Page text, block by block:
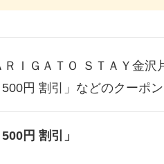
ＩＧＡＴＯ ＳＴＡＹ金
円 割引」などのクーポ
円 割引」